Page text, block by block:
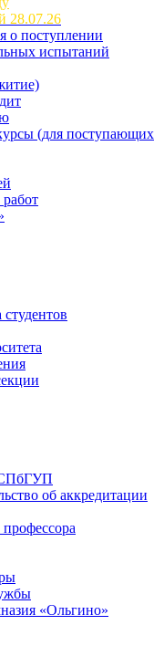
28.07.26
о поступлении
испытаний
(для поступающих
об аккредитации
«Ольгино»